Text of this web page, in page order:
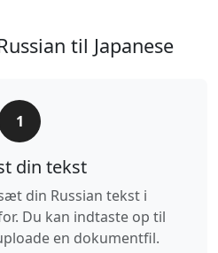
til Japanese
1
din tekst
din Russian tekst i
Du kan indtaste op til
en dokumentfil.